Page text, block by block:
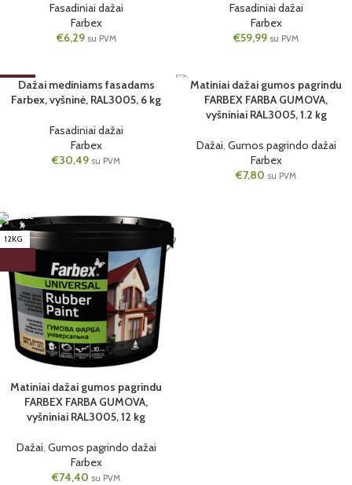
Fasadiniai dažai
Farbex
€6,29 su PVM
Fasadiniai dažai
Farbex
€59,99 su PVM
1 VNT.
Dažai mediniams fasadams
Farbex, vyšninė, RAL3005, 6 kg
Fasadiniai dažai
Farbex
€30,49 su PVM
Matiniai dažai gumos pagrindu
FARBEX FARBA GUMOVA,
vyšniniai RAL3005, 1.2 kg
Dažai, Gumos pagrindo dažai
Farbex
€7,80 su PVM
12KG
Matiniai dažai gumos pagrindu
FARBEX FARBA GUMOVA,
vyšniniai RAL3005, 12 kg
Dažai, Gumos pagrindo dažai
Farbex
€74,40 su PVM